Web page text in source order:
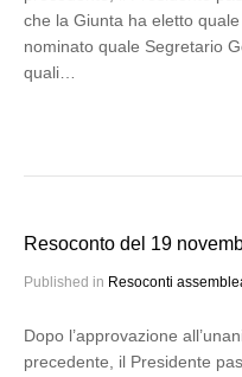
che la Giunta ha eletto
nominato quale Segretario
quali…
Resoconto del 19
Published in Resoconti
Dopo l’approvazione
precedente, il Presidente